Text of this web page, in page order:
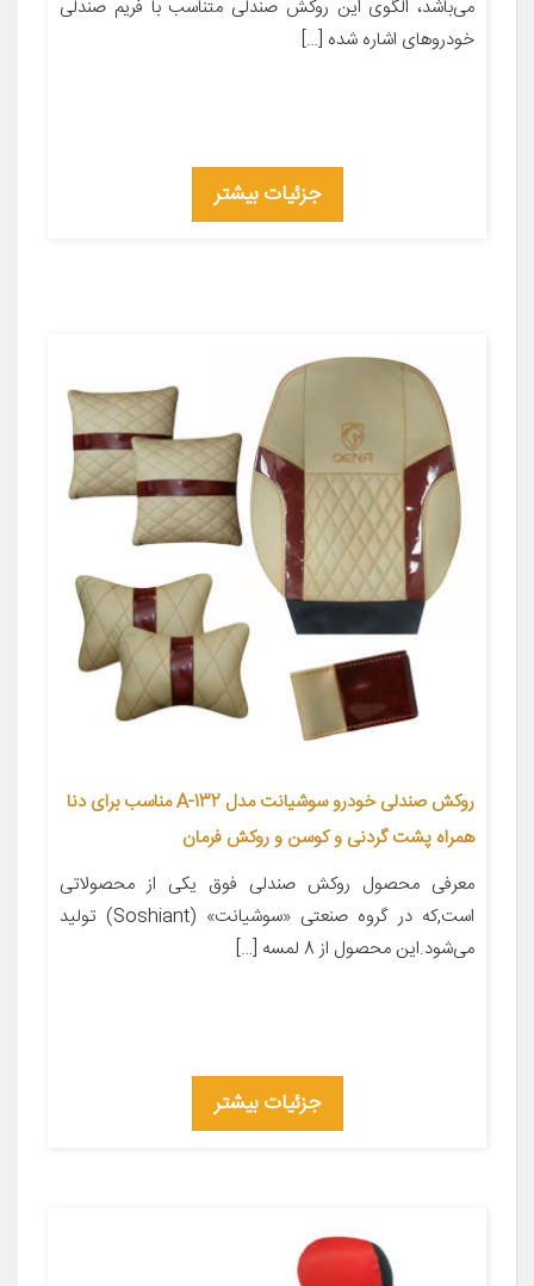
می‌باشد، الگوی این روکش صندلی متناسب با فریم صندلی
خودروهای اشاره شده […]
جزئیات بیشتر
روکش صندلی خودرو سوشیانت مدل A-132 مناسب برای دنا
همراه پشت گردنی و کوسن و روکش فرمان
معرفی محصول روکش صندلی فوق یکی از محصولاتی
است,که در گروه صنعتی «سوشیانت» (Soshiant) تولید
می‌شود.این محصول از 8 لمسه […]
جزئیات بیشتر